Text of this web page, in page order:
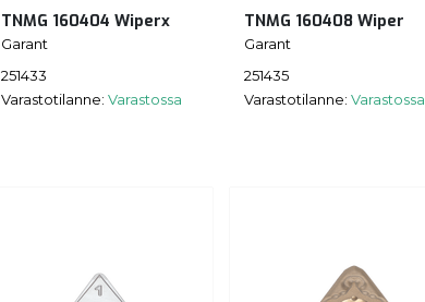
TNMG 160404 Wiperx
Garant
251433
Varastotilanne: Varastossa
TNMG 160408 Wiper
Garant
251435
Varastotilanne: Varastossa